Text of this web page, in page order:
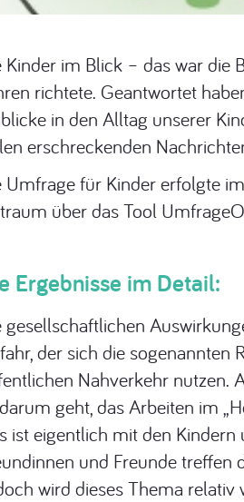
Kinder im Blick – das war die
richtete. Geantwortet
in den Alltag unserer
erschreckenden
Umfrage für Kinder erfolgte
über das Tool
Ergebnisse im Detail:
gesellschaftlichen
der sich die sogenannten
Nahverkehr nutzen.
geht, das Arbeiten im
ist eigentlich mit den
und Freunde treffen
wird dieses Thema